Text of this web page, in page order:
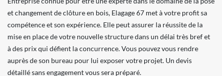
et changement de clôture en bois, Elagage 67 met à votre profit sa
compétence et son expérience. Elle peut assurer la réussite de la
mise en place de votre nouvelle structure dans un délai très bref et
à des prix qui défient la concurrence. Vous pouvez vous rendre
auprès de son bureau pour lui exposer votre projet. Un devis
détaillé sans engagement vous sera préparé.